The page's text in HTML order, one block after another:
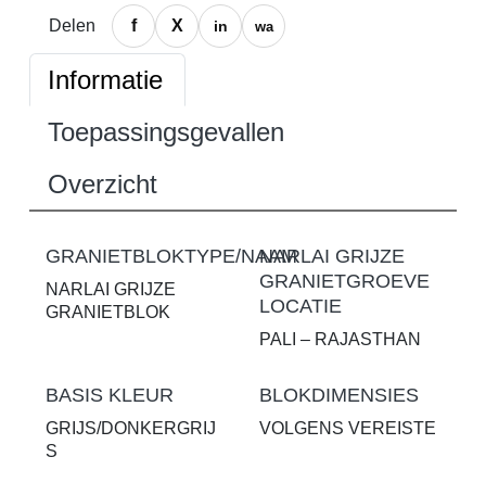
Delen
Informatie
Toepassingsgevallen
Overzicht
GRANIETBLOKTYPE/NAAM
NARLAI GRIJZE
GRANIETBLOK
NARLAI GRIJZE
GRANIETGROEVE
LOCATIE
PALI – RAJASTHAN
BASIS KLEUR
GRIJS/DONKERGRIJ
S
BLOKDIMENSIES
VOLGENS VEREISTE